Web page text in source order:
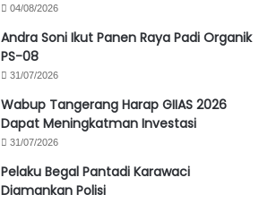
04/08/2026
Andra Soni Ikut Panen Raya Padi Organik
PS-08
31/07/2026
Wabup Tangerang Harap GIIAS 2026
Dapat Meningkatman Investasi
31/07/2026
Pelaku Begal Pantadi Karawaci
Diamankan Polisi